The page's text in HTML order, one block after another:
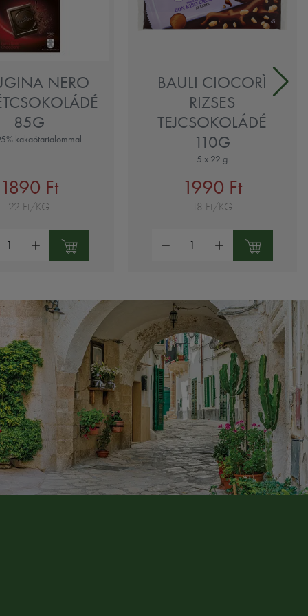
NERO
85G
kakaótartalommal
1890 Ft
22 Ft/KG
BAULI CIOCORÌ
RIZSES
TEJCSOKOLÁDÉ
110G
5 x 22 g
1990 Ft
18 Ft/KG